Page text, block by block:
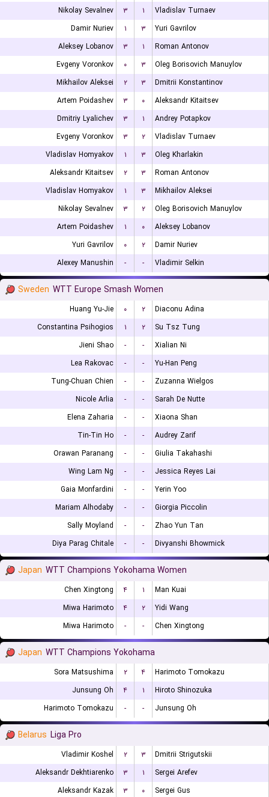
Nikolay Sevalnev
۳ ۱
Vladislav Turnaev
Damir Nuriev
۱ ۳
Yuri Gavrilov
Aleksey Lobanov
۳ ۱
Roman Antonov
Evgeny Voronkov
۰ ۳
Oleg Borisovich Manuylov
Mikhailov Aleksei
۲ ۳
Dmitrii Konstantinov
Artem Poidashev
۳ ۰
Aleksandr Kitaitsev
Dmitriy Lyalichev
۳ ۱
Andrey Potapkov
Evgeny Voronkov
۳ ۲
Vladislav Turnaev
Vladislav Homyakov
۱ ۳
Oleg Kharlakin
Aleksandr Kitaitsev
۲ ۳
Roman Antonov
Vladislav Homyakov
۱ ۳
Mikhailov Aleksei
Nikolay Sevalnev
۳ ۲
Oleg Borisovich Manuylov
Artem Poidashev
۱ ۰
Aleksey Lobanov
Yuri Gavrilov
۰ ۲
Damir Nuriev
Alexey Manushin
- - Vladimir Selkin
Sweden WTT Europe Smash Women
Huang Yu-Jie ۰ ۲
Diaconu Adina
Constantina Psihogios
۱ ۲
Su Tsz Tung
Jieni Shao
- -
Xialian Ni
Lea Rakovac
- -
Yu-Han Peng
Tung-Chuan Chien
- -
Zuzanna Wielgos
Nicole Arlia
- -
Sarah De Nutte
Elena Zaharia
- -
Xiaona Shan
Tin-Tin Ho
- -
Audrey Zarif
Orawan Paranang
- -
Giulia Takahashi
Wing Lam Ng
- -
Jessica Reyes Lai
Gaia Monfardini
- -
Yerin Yoo
Mariam Alhodaby
- -
Giorgia Piccolin
Sally Moyland
- -
Zhao Yun Tan
Diya Parag Chitale
- - Divyanshi Bhowmick
Japan WTT Champions Yokohama Women
Chen Xingtong ۴ ۱
Man Kuai
Miwa Harimoto
۴ ۲
Yidi Wang
Miwa Harimoto
- - Chen Xingtong
Japan WTT Champions Yokohama
Sora Matsushima ۲ ۴
Harimoto Tomokazu
Junsung Oh
۴ ۱
Hiroto Shinozuka
Harimoto Tomokazu
- - Junsung Oh
Belarus Liga Pro
Vladimir Koshel ۲ ۳
Dmitrii Strigutskii
Aleksandr Dekhtiarenko
۳ ۱
Sergei Arefev
Aleksandr Kazak
۳ ۰
Sergei Gus